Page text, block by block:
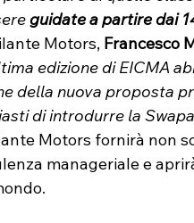
guidate a partire dai
Motors, Francesco
edizione di EICMA
della nuova proposta
di introdurre la
Motors fornirà non
manageriale e